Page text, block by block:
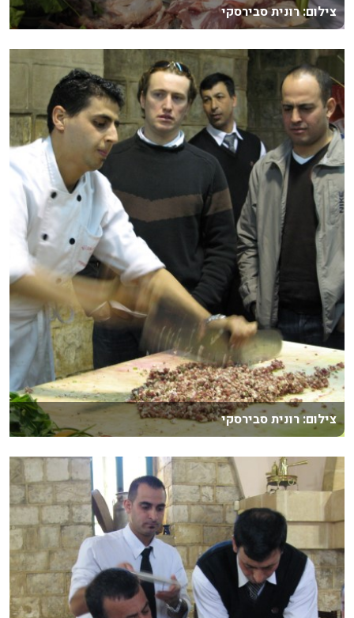
צילום: רונית סבירסקי
צילום: רונית סבירסקי